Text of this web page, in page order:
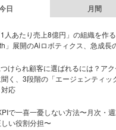
日 月間
人あたり売上8億円」の組織を作
」展開のAiロボティクス、急成長
けられ顧客に選ばれるには？ア
聞く、3段階の「エージェンティッ
応
で一喜一憂しない方法〜月次・
い役割分担〜